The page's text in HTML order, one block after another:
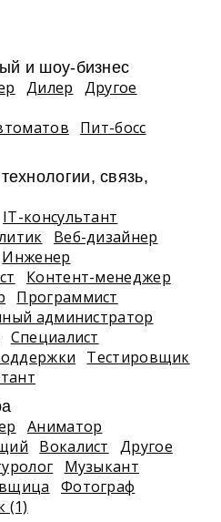
и шоу-бизнес
Дилер
Другое
Пит-босс
связь,
IT-консультант
Веб-дизайнер
Инженер
Контент-менеджер
Программист
администратор
Специалист
Тестировщик
Аниматор
Вокалист
Другое
Музыкант
Фотограф
(1)